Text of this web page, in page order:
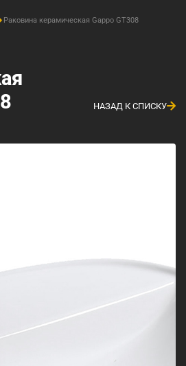
Раковина керамическая Gappo GT308
НАЗАД К СПИСКУ